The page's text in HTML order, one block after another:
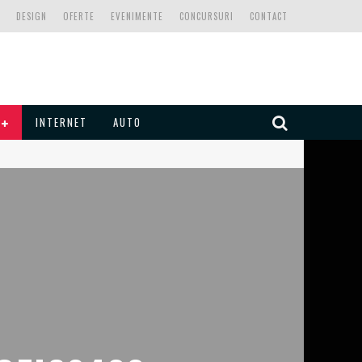
CONTACT
CONCURSURI
EVENIMENTE
OFERTE
DESIGN
INTERNET AUTO